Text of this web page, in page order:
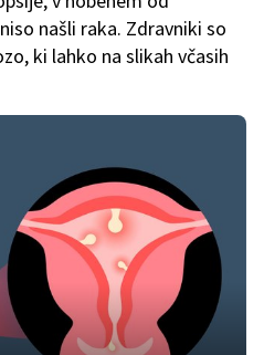
našli raka. Zdravniki so
ki lahko na slikah včasih